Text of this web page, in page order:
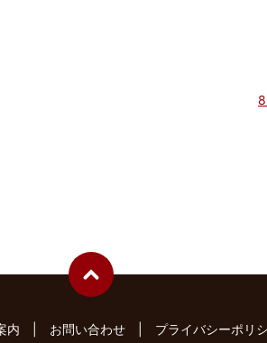
内 お問い合わせ プライバシーポリ